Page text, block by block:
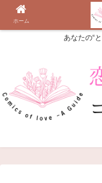
あなたの“
ホーム